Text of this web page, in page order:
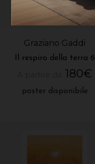
Graziano Gaddi
Il respiro della terra 6
180€
poster disponibile